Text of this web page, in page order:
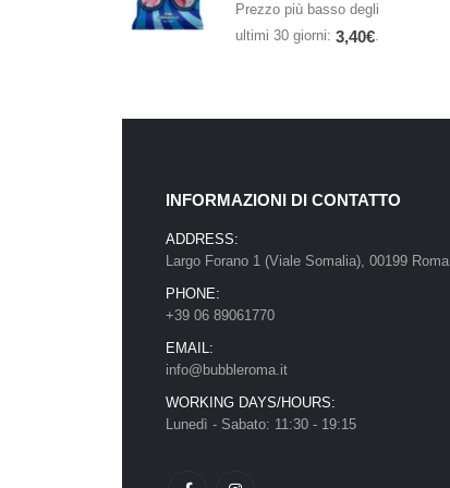
Prezzo più basso degli
ultimi 30 giorni: 3,40€
INFORMAZIONI DI CONTATTO
ADDRESS:
Largo Forano 1 (Viale Somalia), 00199 Roma
PHONE:
+39 06 89061770
EMAIL:
info@bubbleroma.it
WORKING DAYS/HOURS:
Lunedì - Sabato: 11:30 - 19:15